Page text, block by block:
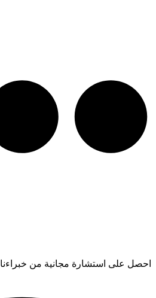
احصل على استشارة مجانية من خبراءنا